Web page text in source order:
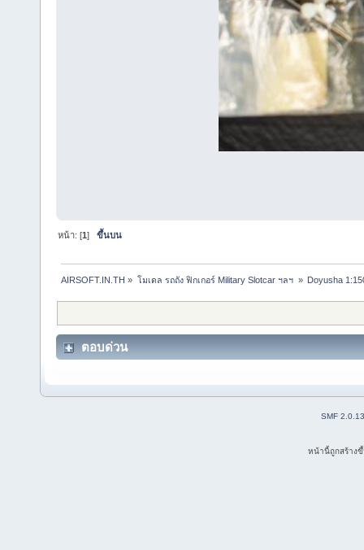
หน้า: [1]ขึ้นบน
AIRSOFT.IN.TH » โมเดล รถถัง ฟิกเกอร์ Military Slotcar ฯลฯ » Doyusha
ตอบด่วน
SMF 2.0.13
หน้านี้ถูกสร้าง